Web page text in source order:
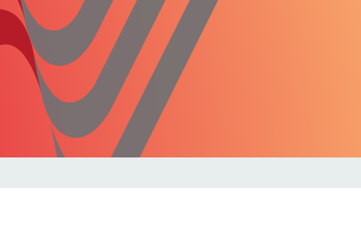
Familie
Freizeit
Gesundheit
Internet
Forschung
Migration
Polizei